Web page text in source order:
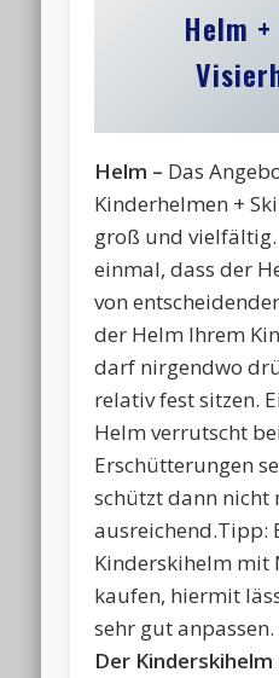
Helm
Helm – Das
Kinderhelmen +
groß und
einmal, dass der
von
der Helm Ihrem
darf nirgendwo
relativ fest sitzen.
Helm verrutscht
Erschütterungen
schützt dann nicht
ausreichend.Tipp:
Kinderskihelm mit
kaufen, hiermit
sehr gut anpassen.
Der